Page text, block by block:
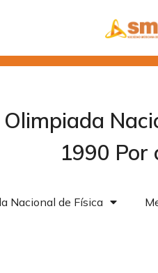
Olimpiada
1990 Por
Nacional de Física